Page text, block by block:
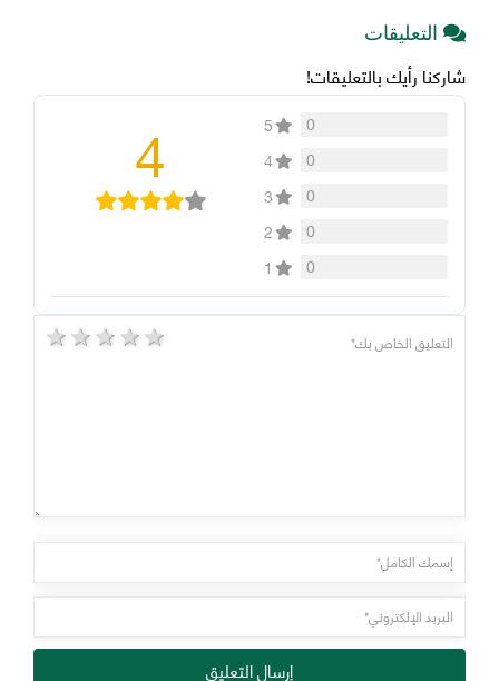
التعليقات
شاركنا رأيك بالتعليقات!
0
5
0
4
0
3
0
2
0
1
4
5 stars 4 stars 3 stars 2 stars 1 star
إرسال التعليق